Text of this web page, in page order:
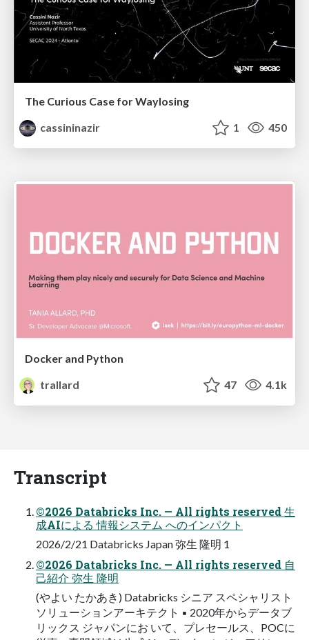
The Curious Case for Waylosing
cassininazir
1 450
Docker and Python
trallard
47 4.1k
Transcript
©2026 Databricks Inc. — All rights reserved 生
成AIによる 情報システム へのインパクト
2026/2/21 Databricks Japan 弥生 隆明 1
©2026 Databricks Inc. — All rights reserved 自
己紹介 弥生 隆明
(やよい たかあき) Databricks シニア スペシャリスト
ソリューションアーキテクト ▪ 2020年からデータブ
リックス ジャパンにお いて、プレセールス、POCに